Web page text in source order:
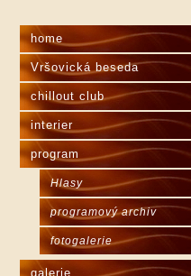
home
Vršovická beseda
chillout club
interier
program
Hlasy
programový archiv
fotogalerie
galerie